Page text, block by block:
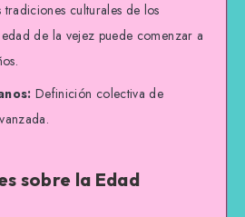
culturales de los
de la vejez puede comenzar a
Definición colectiva de
sobre la Edad